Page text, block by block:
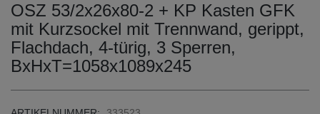
OSZ 53/2x26x80-2 + KP Kasten GFK
mit Kurzsockel mit Trennwand, gerippt,
Flachdach, 4-türig, 3 Sperren,
BxHxT=1058x1089x245